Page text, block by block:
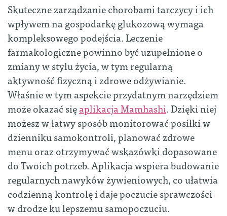
Skuteczne zarządzanie chorobami tarczycy i ich
wpływem na gospodarkę glukozową wymaga
kompleksowego podejścia. Leczenie
farmakologiczne powinno być uzupełnione o
zmiany w stylu życia, w tym regularną
aktywność fizyczną i zdrowe odżywianie.
Właśnie w tym aspekcie przydatnym narzędziem
może okazać sięaplikacja Mamhashi. Dzięki niej
możesz w łatwy sposób monitorować posiłki w
dzienniku samokontroli, planować zdrowe
menu oraz otrzymywać wskazówki dopasowane
do Twoich potrzeb. Aplikacja wspiera budowanie
regularnych nawyków żywieniowych, co ułatwia
codzienną kontrolę i daje poczucie sprawczości
w drodze ku lepszemu samopoczuciu.